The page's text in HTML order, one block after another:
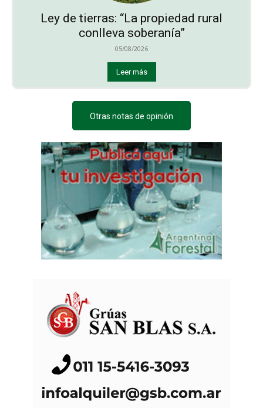
Ley de tierras: “La propiedad rural
conlleva soberanía”
05/08/2026
Leer más
Otras notas de opinión